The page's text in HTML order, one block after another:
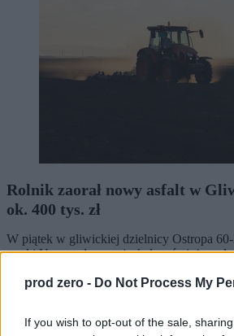
prod zero - Do Not Process My
If you wish to opt-out of the sale,
Rolnik zaorał nowy asfalt w
ok. 400 tys. zł
W piątek w gliwickiej dzielnicy Ostropa
marki Ursus celowo wjechał na świeżo
do niego. Policja zatrzymała go na